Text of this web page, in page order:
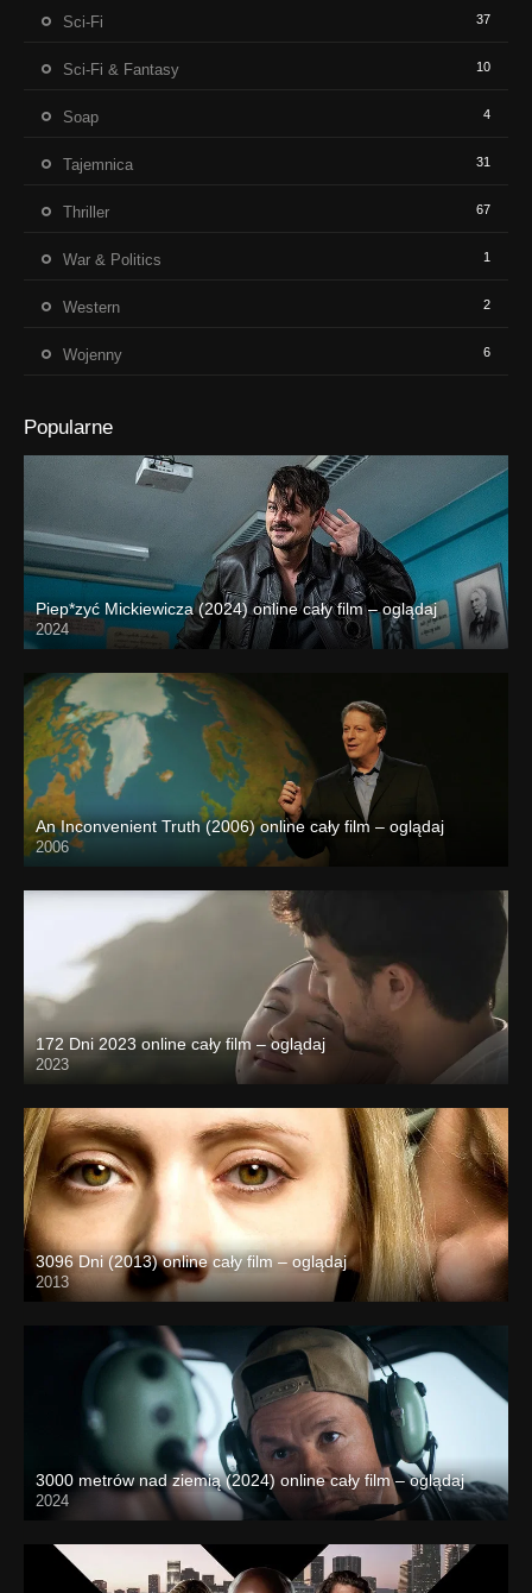
Sci-Fi 37
Sci-Fi & Fantasy 10
Soap 4
Tajemnica 31
Thriller 67
War & Politics 1
Western 2
Wojenny 6
Popularne
Piep*zyć Mickiewicza (2024) online cały film – oglądaj
2024
An Inconvenient Truth (2006) online cały film – oglądaj
2006
172 Dni 2023 online cały film – oglądaj
2023
3096 Dni (2013) online cały film – oglądaj
2013
3000 metrów nad ziemią (2024) online cały film – oglądaj
2024